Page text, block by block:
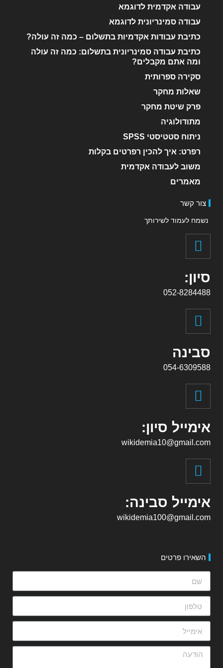
עבודה אקדמית לדוגמא
עבודה סמינריונית לדוגמא
כתיבת עבודות אקדמיות בתשלום – כמה זה עולה?
כתיבת עבודה סמינריונית בתשלום: כמה זה עולה
ומה אתם מקבלים?
סקירה ספרותית
שאלות מחקר
פרק שיטת מחקר
מתודולוגיה
ניתוח סטטיסטי SPSS
רפרט: איך להכין רפרטים בקלות
משוב לעבודה אקדמית
מאמרים
צור קשר
נשמח לעמוד לשירותך
סיון:
052-8284488
סבינה
054-6309588
אימייל סיון:
wikidemia10@gmail.com
אימייל סבינה:
wikidemia100@gmail.com
השאירו פרטים